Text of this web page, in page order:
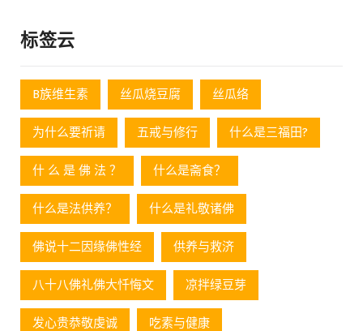
标签云
B族维生素 丝瓜烧豆腐 丝瓜络
为什么要祈请 五戒与修行 什么是三福田?
什 么 是 佛 法 ？ 什么是斋食？
什么是法供养？ 什么是礼敬诸佛
佛说十二因缘佛性经 供养与救济
八十八佛礼佛大忏悔文 凉拌绿豆芽
发心贵恭敬虔诚 吃素与健康